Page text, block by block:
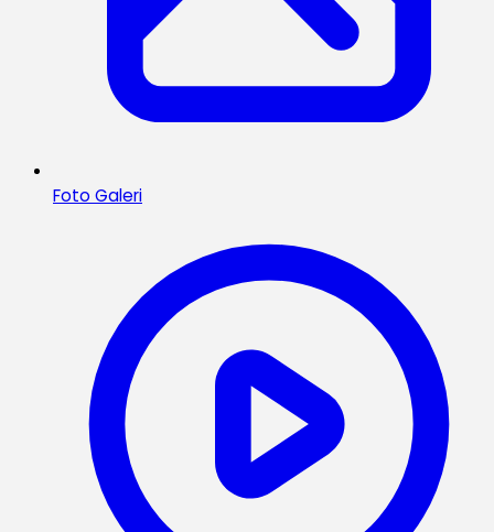
Foto Galeri